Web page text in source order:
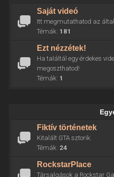
Saját videó
Itt megmutathatod az
Témák: 181
Ezt nézzétek!
Ha találtál egy érdekes
megoszthatod!
Témák: 1
Fiktív történetek
Kitalált GTA sztorik.
Témák: 24
RockstarPlace
Társalgások a Rockstar